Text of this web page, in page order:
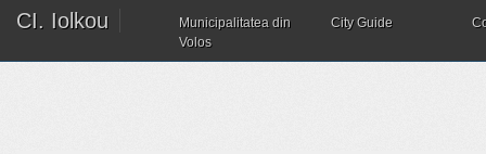
CI. Iolkou
Municipalitatea din
Volos
City Guide